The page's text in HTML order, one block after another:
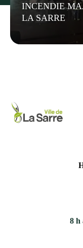
INCENDIE
LA SARRE
8 h